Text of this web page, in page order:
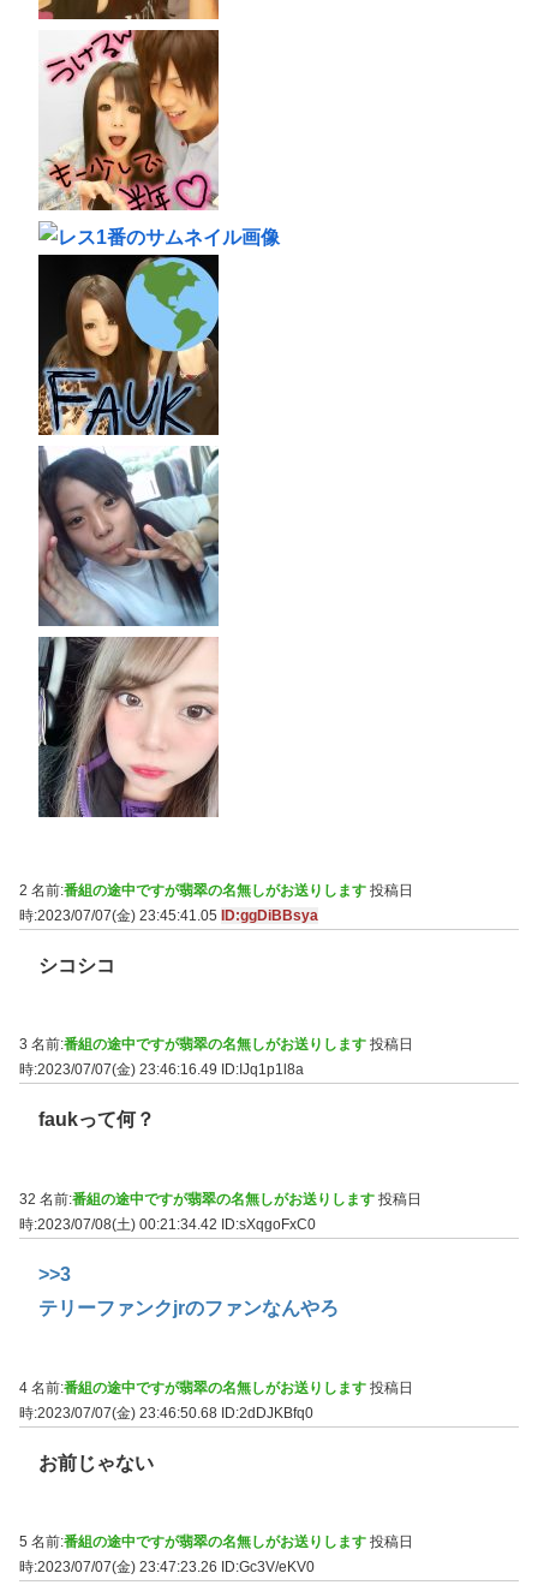
2 名前:番組の途中ですが翡翠の名無しがお送りします 投稿日
時:2023/07/07(金) 23:45:41.05 ID:ggDiBBsya
シコシコ
3 名前:番組の途中ですが翡翠の名無しがお送りします 投稿日
時:2023/07/07(金) 23:46:16.49
ID:IJq1p1l8a
faukって何？
32 名前:番組の途中ですが翡翠の名無しがお送りします 投稿日
時:2023/07/08(土) 00:21:34.42
ID:sXqgoFxC0
>>3
テリーファンクjrのファンなんやろ
4 名前:番組の途中ですが翡翠の名無しがお送りします 投稿日
時:2023/07/07(金) 23:46:50.68 ID:2dDJKBfq0
お前じゃない
5 名前:番組の途中ですが翡翠の名無しがお送りします 投稿日
時:2023/07/07(金) 23:47:23.26
ID:Gc3V/eKV0